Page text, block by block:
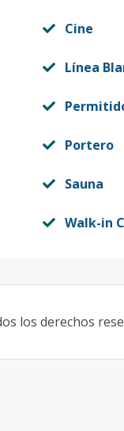
Cine
Línea
Portero
Sauna
Walk-in
los derechos